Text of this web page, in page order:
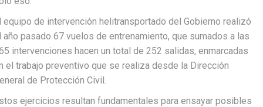
equipo de intervención helitransportado del Gobierno realizó
año pasado 67 vuelos de entrenamiento, que sumados a las
intervenciones hacen un total de 252 salidas, enmarcadas
el trabajo preventivo que se realiza desde la Dirección
de Protección Civil.
ejercicios resultan fundamentales para ensayar posibles